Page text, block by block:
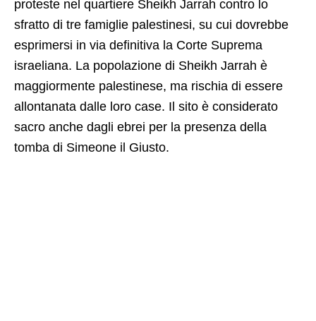
proteste nel quartiere Sheikh Jarrah contro lo
sfratto di tre famiglie palestinesi, su cui dovrebbe
esprimersi in via definitiva la Corte Suprema
israeliana. La popolazione di Sheikh Jarrah è
maggiormente palestinese, ma rischia di essere
allontanata dalle loro case. Il sito è considerato
sacro anche dagli ebrei per la presenza della
tomba di Simeone il Giusto.